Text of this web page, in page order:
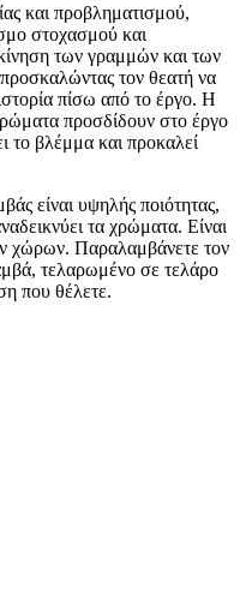
και προβληματισμού,
στοχασμού και
των γραμμών και των
τον θεατή να
πίσω από το έργο. Η
προσδίδουν στο έργο
το βλέμμα και προκαλεί
είναι υψηλής ποιότητας,
τα χρώματα. Είναι
χώρων. Παραλαμβάνετε τον
τελαρωμένο σε τελάρο
που θέλετε.